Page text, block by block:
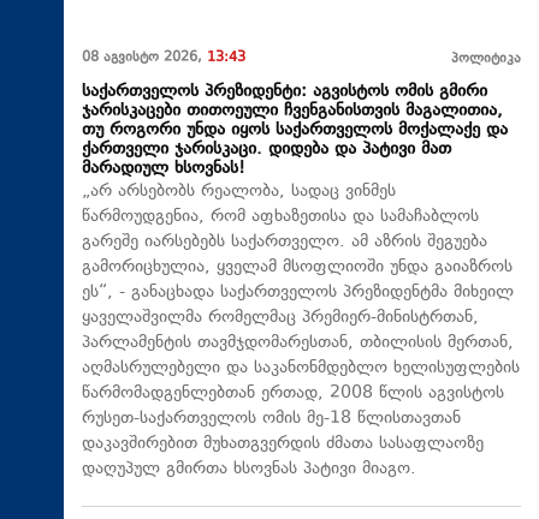
08 აგვისტო 2026, 13:43 პოლიტიკა
საქართველოს პრეზიდენტი: აგვისტოს ომის გმირი
ჯარისკაცები თითოეული ჩვენგანისთვის მაგალითია,
თუ როგორი უნდა იყოს საქართველოს მოქალაქე და
ქართველი ჯარისკაცი. დიდება და პატივი მათ
მარადიულ ხსოვნას!
„არ არსებობს რეალობა, სადაც ვინმეს
წარმოუდგენია, რომ აფხაზეთისა და სამაჩაბლოს
გარეშე იარსებებს საქართველო. ამ აზრის შეგუება
გამორიცხულია, ყველამ მსოფლიოში უნდა გაიაზროს
ეს“, - განაცხადა საქართველოს პრეზიდენტმა მიხეილ
ყაველაშვილმა რომელმაც პრემიერ-მინისტრთან,
პარლამენტის თავმჯდომარესთან, თბილისის მერთან,
აღმასრულებელი და საკანონმდებლო ხელისუფლების
წარმომადგენლებთან ერთად, 2008 წლის აგვისტოს
რუსეთ-საქართველოს ომის მე-18 წლისთავთან
დაკავშირებით მუხათგვერდის ძმათა სასაფლაოზე
დაღუპულ გმირთა ხსოვნას პატივი მიაგო.